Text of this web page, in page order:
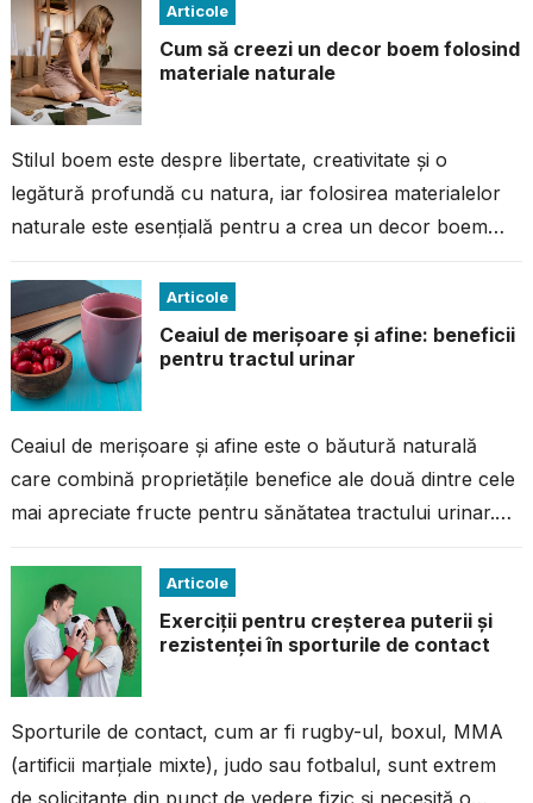
Articole
Cum să creezi un decor boem folosind
materiale naturale
Stilul boem este despre libertate, creativitate și o
legătură profundă cu natura, iar folosirea materialelor
naturale este esențială pentru a crea un decor boem
Articole
Ceaiul de merișoare și afine: beneficii
pentru tractul urinar
Ceaiul de merișoare și afine este o băutură naturală
care combină proprietățile benefice ale două dintre cele
mai apreciate fructe pentru sănătatea tractului urinar.
Articole
Exerciții pentru creșterea puterii și
rezistenței în sporturile de contact
Sporturile de contact, cum ar fi rugby-ul, boxul, MMA
(artificii marțiale mixte), judo sau fotbalul, sunt extrem
de solicitante din punct de vedere fizic și necesită o